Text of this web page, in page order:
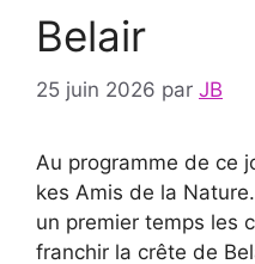
Belair
25 juin 2026 par JB
Au programme de ce
kes Amis de la
un premier temps les
franchir la crête de